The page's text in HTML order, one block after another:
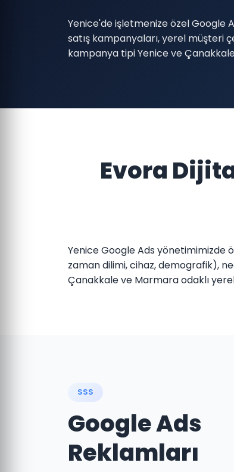
Yenice'de işletmenize özel
satış kampanyaları, yerel müşteri
kampanya tipi Yenice ve
Evora
Yenice Google Ads yönetimimizde
zaman dilimi, cihaz, demografik),
Çanakkale ve Marmara odaklı
SSS
Google Ads
Reklamları